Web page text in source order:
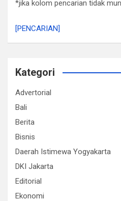
*jika kolom pencarian tidak
[PENCARIAN]
Kategori
Advertorial
Bali
Berita
Bisnis
Daerah Istimewa Yogyakarta
DKI Jakarta
Editorial
Ekonomi